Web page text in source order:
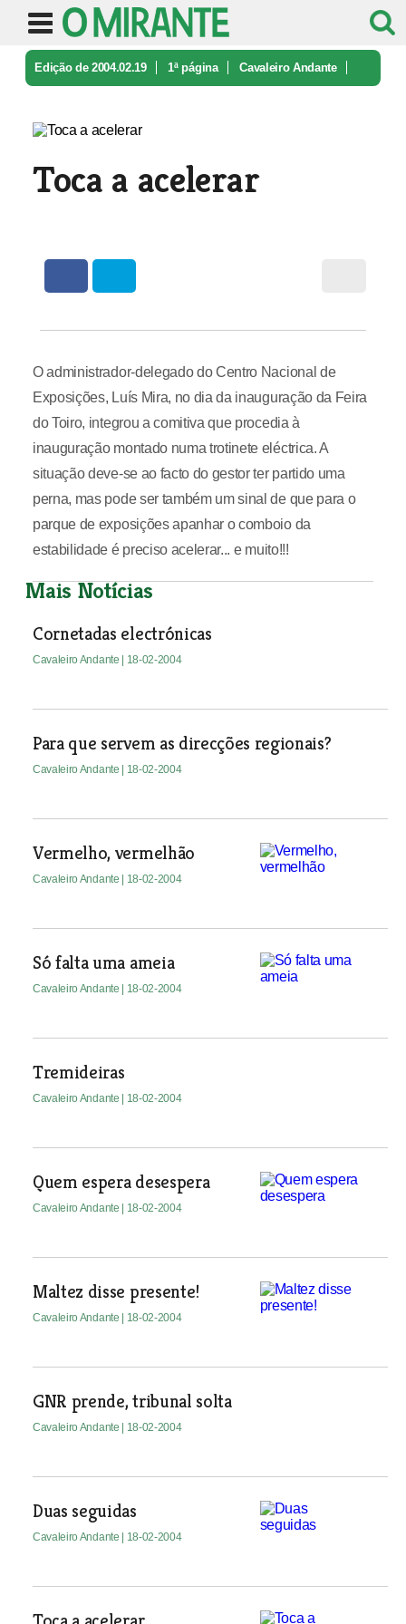
Edição de 2004.02.19 1ª página Cavaleiro Andante
Toca a acelerar
O administrador-delegado do Centro Nacional de
Exposições, Luís Mira, no dia da inauguração da Feira
do Toiro, integrou a comitiva que procedia à
inauguração montado numa trotinete eléctrica. A
situação deve-se ao facto do gestor ter partido uma
perna, mas pode ser também um sinal de que para o
parque de exposições apanhar o comboio da
estabilidade é preciso acelerar... e muito!!!
Mais Notícias
Cornetadas electrónicas
Cavaleiro Andante | 18-02-2004
Para que servem as direcções regionais?
Cavaleiro Andante | 18-02-2004
Vermelho, vermelhão
Cavaleiro Andante | 18-02-2004
Só falta uma ameia
Cavaleiro Andante | 18-02-2004
Tremideiras
Cavaleiro Andante | 18-02-2004
Quem espera desespera
Cavaleiro Andante | 18-02-2004
Maltez disse presente!
Cavaleiro Andante | 18-02-2004
GNR prende, tribunal solta
Cavaleiro Andante | 18-02-2004
Duas seguidas
Cavaleiro Andante | 18-02-2004